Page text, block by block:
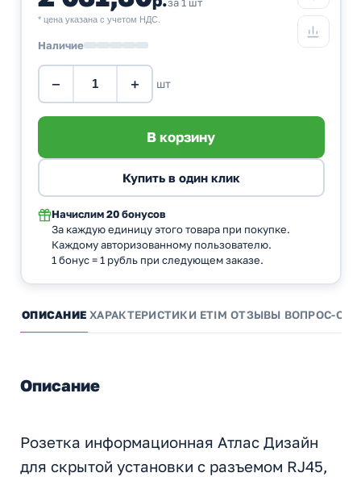
* цена указана с учетом НДС.
Наличие
− + шт
Начислим 20 бонусов
За каждую единицу этого товара при покупке.
Каждому авторизованному пользователю.
1 бонус = 1 рубль при следующем заказе.
ОПИСАНИЕ ХАРАКТЕРИСТИКИ ETIM ОТЗЫВЫ ВОПРОС-
Описание
Розетка информационная Атлас Дизайн
для скрытой установки с разъемом RJ45,